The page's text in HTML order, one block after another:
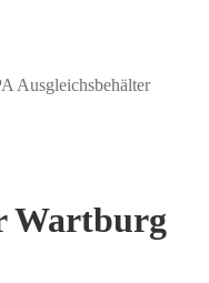
Ausgleichsbehälter
Wartburg